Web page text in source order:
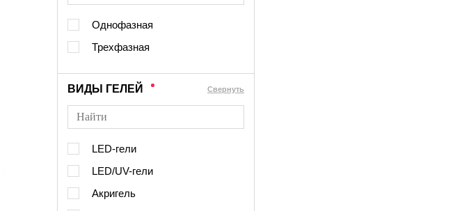
Однофазная
Трехфазная
ВИДЫ ГЕЛЕЙ Cвернуть
LED-гели
LED/UV-гели
Акригель